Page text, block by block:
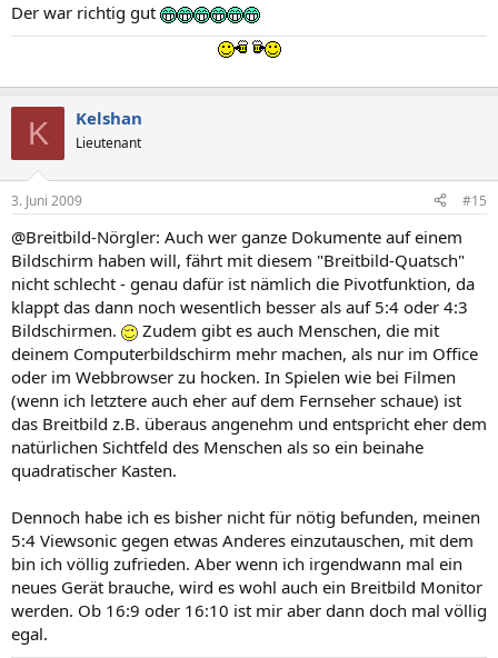
Der war richtig gut
K Kelshan
Lieutenant
3. Juni 2009 #15
@Breitbild-Nörgler: Auch wer ganze Dokumente auf einem
Bildschirm haben will, fährt mit diesem "Breitbild-Quatsch"
nicht schlecht - genau dafür ist nämlich die Pivotfunktion, da
klappt das dann noch wesentlich besser als auf 5:4 oder 4:3
Bildschirmen.
Zudem gibt es auch Menschen, die mit
deinem Computerbildschirm mehr machen, als nur im Office
oder im Webbrowser zu hocken. In Spielen wie bei Filmen
(wenn ich letztere auch eher auf dem Fernseher schaue) ist
das Breitbild z.B. überaus angenehm und entspricht eher dem
natürlichen Sichtfeld des Menschen als so ein beinahe
quadratischer Kasten.
Dennoch habe ich es bisher nicht für nötig befunden, meinen
5:4 Viewsonic gegen etwas Anderes einzutauschen, mit dem
bin ich völlig zufrieden. Aber wenn ich irgendwann mal ein
neues Gerät brauche, wird es wohl auch ein Breitbild Monitor
werden. Ob 16:9 oder 16:10 ist mir aber dann doch mal völlig
egal.